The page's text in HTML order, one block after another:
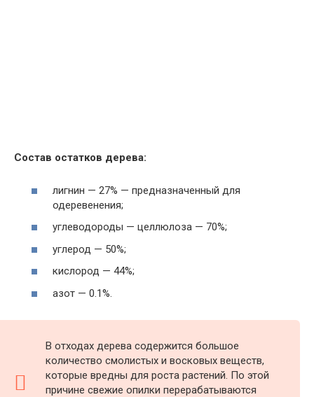
Состав остатков дерева:
лигнин — 27% — предназначенный для
одеревенения;
углеводороды — целлюлоза — 70%;
углерод — 50%;
кислород — 44%;
азот — 0.1%.
В отходах дерева содержится большое
количество смолистых и восковых веществ,
которые вредны для роста растений. По этой
причине свежие опилки перерабатываются